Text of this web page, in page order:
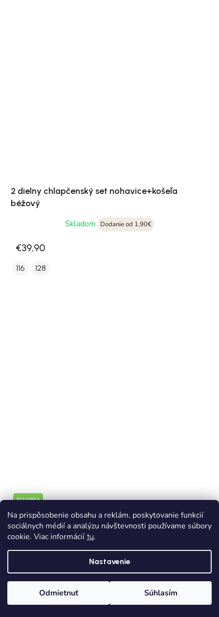
Na prispôsobenie obsahu a reklám, poskytovanie funkcií
sociálnych médií a analýzu návštevnosti používame súbory
cookie. Viac informácií tu.
Nastavenie
Odmietnuť Súhlasím
2 dielny chlapčenský set nohavice+košeľa
béžový
Skladom
Dodanie od 1,90€
€39,90
116 128
NOVINKA
DOPRAVA ZADARMO
2-dielny chlapčenský úpletový set s nohavicami
2523-069
€35,90